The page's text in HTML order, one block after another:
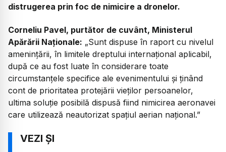
distrugerea prin foc de nimicire a dronelor.
Corneliu Pavel, purtător de cuvânt, Ministerul
Apărării Naționale: „Sunt dispuse în raport cu nivelul
amenințării, în limitele dreptului internațional aplicabil,
după ce au fost luate în considerare toate
circumstanțele specifice ale evenimentului și ținând
cont de prioritatea protejării vieților persoanelor,
ultima soluție posibilă dispusă fiind nimicirea aeronavei
care utilizează neautorizat spațiul aerian național.”